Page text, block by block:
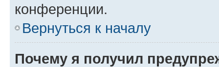
конференции.
Вернуться к началу
Почему я получил